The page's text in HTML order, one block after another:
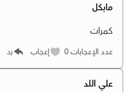
مابكل
كمرات
عدد الإعجابات إعجاب رد
علي اللد